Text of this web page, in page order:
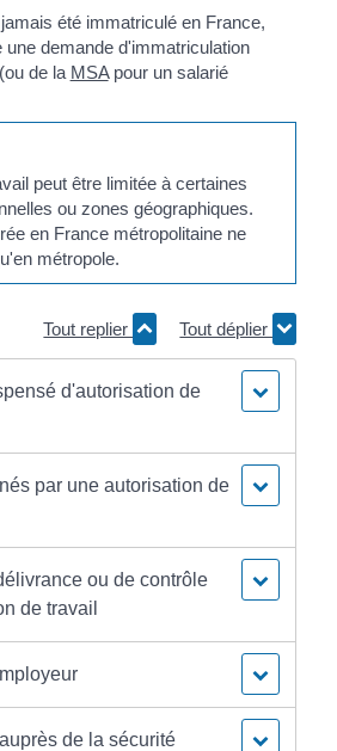
été immatriculé en France,
une demande d'immatriculation
(ou de la MSApour un salarié
peut être limitée à certaines
ou zones géographiques.
en France métropolitaine ne
métropole.
Tout replier Tout déplier
d'autorisation de
par une autorisation de
ou de contrôle
de travail
de la sécurité